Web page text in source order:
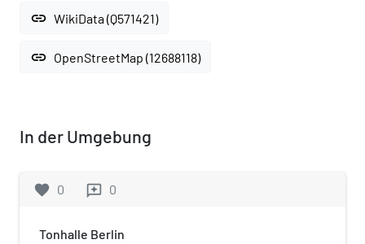
link WikiData (Q571421)
link OpenStreetMap (12688118)
In der Umgebung
favorite 0 reviews 0
Tonhalle Berlin